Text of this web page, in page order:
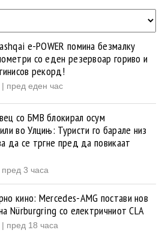
e-POWER помина безмалку
со еден резервоар гориво и
рекорд!
| пред еден час
со БМВ блокирал осум
во Улцињ: Туристи го барале низ
да се тргне пред да повикаат
пред 3 часа
кино: Mercedes-AMG постави нов
Nürburgring со електричниот CLA
| пред 18 часа